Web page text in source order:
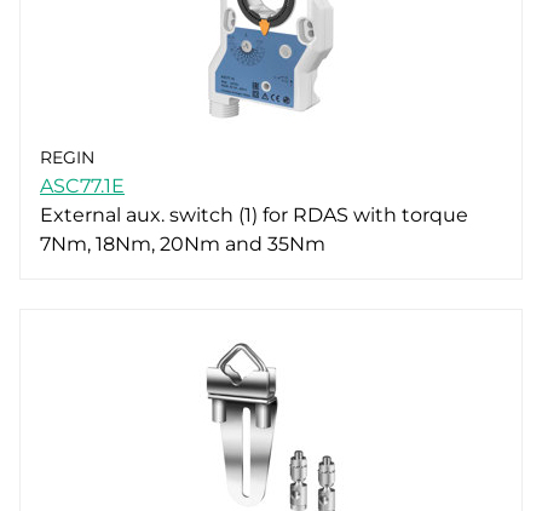
REGIN
ASC77.1E
External aux. switch (1) for RDAS with torque
7Nm, 18Nm, 20Nm and 35Nm